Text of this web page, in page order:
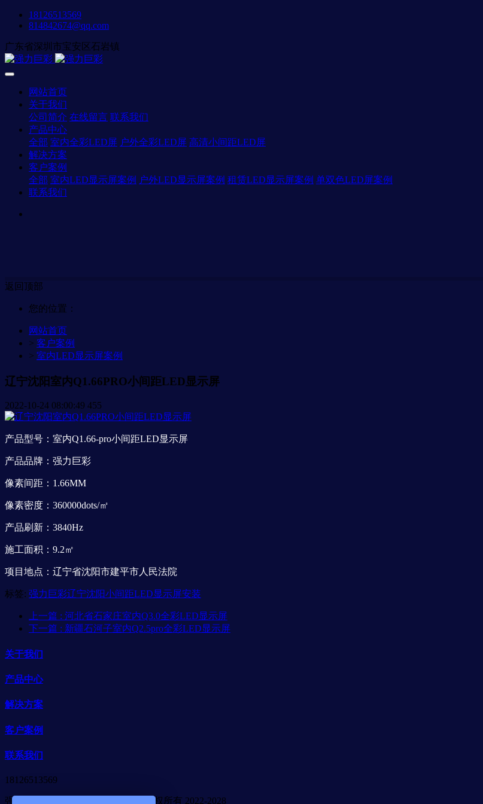
18126513569
814842674@qq.com
广东省深圳市宝安区石岩镇
网站首页
关于我们
公司简介 在线留言 联系我们
产品中心
全部 室内全彩LED屏 户外全彩LED屏 高清小间距LED屏
解决方案
客户案例
全部 室内LED显示屏案例 户外LED显示屏案例 租赁LED显示屏案例 单双色LED屏案例
联系我们
返回顶部
您的位置：
网站首页
> 客户案例
> 室内LED显示屏案例
辽宁沈阳室内Q1.66PRO小间距LED显示屏
2022-10-24 08:00:49 455
产品型号：室内Q1.66-pro小间距LED显示屏
产品品牌：强力巨彩
像素间距：1.66MM
像素密度：360000dots/㎡
产品刷新：3840Hz
施工面积：9.2㎡
项目地点：辽宁省沈阳市建平市人民法院
标签: 强力巨彩辽宁沈阳小间距LED显示屏安装
上一篇 : 河北省石家庄室内Q3.0全彩LED显示屏
下一篇 : 新疆石河子室内Q2.5pro全彩LED显示屏
关于我们
产品中心
解决方案
客户案例
联系我们
18126513569
强力巨彩广东省代理商-合木光电 版权所有 2022-2028